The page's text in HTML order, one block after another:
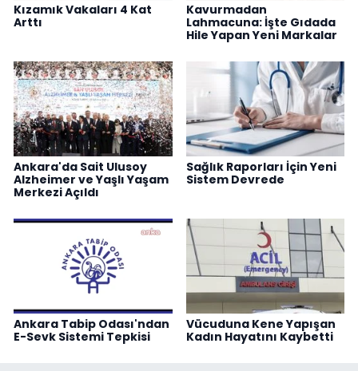
Kızamık Vakaları 4 Kat
Arttı
Kavurmadan
Lahmacuna: İşte Gıdada
Hile Yapan Yeni Markalar
Ankara'da Sait Ulusoy
Alzheimer ve Yaşlı Yaşam
Merkezi Açıldı
Sağlık Raporları İçin Yeni
Sistem Devrede
Ankara Tabip Odası'ndan
E-Sevk Sistemi Tepkisi
Vücuduna Kene Yapışan
Kadın Hayatını Kaybetti